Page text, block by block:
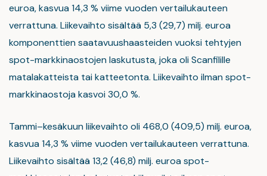
euroa, kasvua 14,3 % viime vuoden vertailukauteen
verrattuna. Liikevaihto sisältää 5,3 (29,7) milj. euroa
komponenttien saatavuushaasteiden vuoksi tehtyjen
spot-markkinaostojen laskutusta, joka oli Scanfilille
matalakatteista tai katteetonta. Liikevaihto ilman spot-
markkinaostoja kasvoi 30,0 %.
Tammi–kesäkuun liikevaihto oli 468,0 (409,5) milj. euroa,
kasvua 14,3 % viime vuoden vertailukauteen verrattuna.
Liikevaihto sisältää 13,2 (46,8) milj. euroa spot-